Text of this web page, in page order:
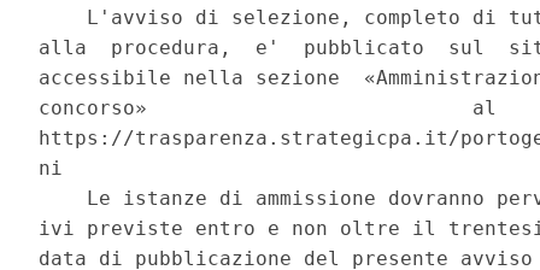
L'avviso di selezione, completo di
alla  procedura,  e'  pubblicato  sul  sito
accessibile nella sezione
concorso»
https://trasparenza.strategicpa.it/
ni
Le istanze di ammissione dovranno
ivi previste entro e non oltre il
data di pubblicazione del presente